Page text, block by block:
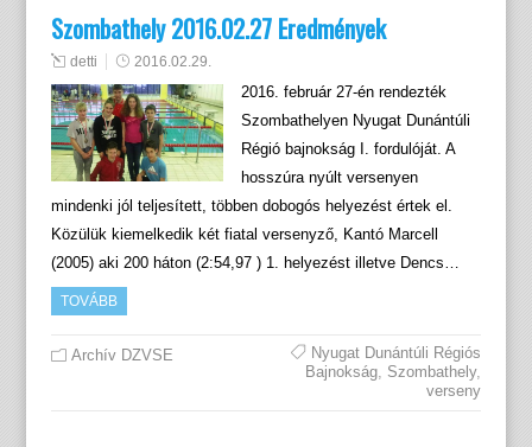
Szombathely 2016.02.27 Eredmények
detti 2016.02.29.
2016. február 27-én rendezték
Szombathelyen Nyugat Dunántúli
Régió bajnokság I. fordulóját. A
hosszúra nyúlt versenyen
mindenki jól teljesített, többen dobogós helyezést értek el.
Közülük kiemelkedik két fiatal versenyző, Kantó Marcell
(2005) aki 200 háton (2:54,97 ) 1. helyezést illetve Dencs…
TOVÁBB
Archív DZVSE
Nyugat Dunántúli Régiós
Bajnokság, Szombathely,
verseny